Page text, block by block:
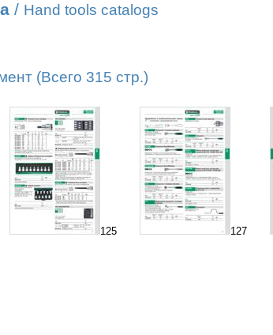
/ Hand tools catalogs
(Всего 315 стр.)
125 127